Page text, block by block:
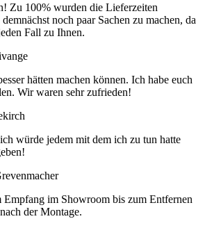
Zu 100% wurden die Lieferzeiten
noch paar Sachen zu machen, da
Fall zu Ihnen.
hätten machen können. Ich habe euch
Wir waren sehr zufrieden!
würde jedem mit dem ich zu tun hatte
im Showroom bis zum Entfernen
der Montage.